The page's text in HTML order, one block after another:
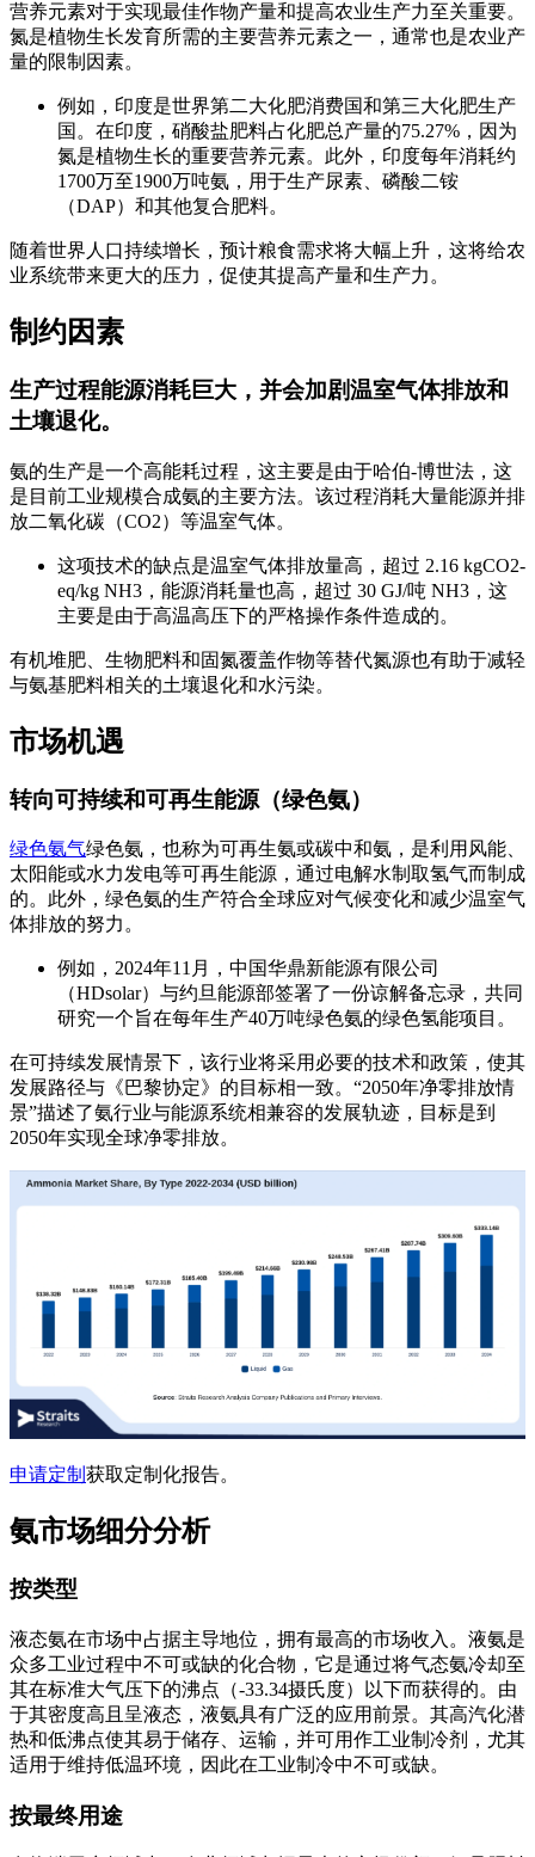
营养元素对于实现最佳作物产量和提高农业生产力至关重要。
氮是植物生长发育所需的主要营养元素之一，通常也是农业产
量的限制因素。
例如，印度是世界第二大化肥消费国和第三大化肥生产
国。在印度，硝酸盐肥料占化肥总产量的75.27%，因为
氮是植物生长的重要营养元素。此外，印度每年消耗约
1700万至1900万吨氨，用于生产尿素、磷酸二铵
（DAP）和其他复合肥料。
随着世界人口持续增长，预计粮食需求将大幅上升，这将给农
业系统带来更大的压力，促使其提高产量和生产力。
制约因素
生产过程能源消耗巨大，并会加剧温室气体排放和
土壤退化。
氨的生产是一个高能耗过程，这主要是由于哈伯-博世法，这
是目前工业规模合成氨的主要方法。该过程消耗大量能源并排
放二氧化碳（CO2）等温室气体。
这项技术的缺点是温室气体排放量高，超过 2.16 kgCO2-
eq/kg NH3，能源消耗量也高，超过 30 GJ/吨 NH3，这
主要是由于高温高压下的严格操作条件造成的。
有机堆肥、生物肥料和固氮覆盖作物等替代氮源也有助于减轻
与氨基肥料相关的土壤退化和水污染。
市场机遇
转向可持续和可再生能源（绿色氨）
绿色氨气绿色氨，也称为可再生氨或碳中和氨，是利用风能、
太阳能或水力发电等可再生能源，通过电解水制取氢气而制成
的。此外，绿色氨的生产符合全球应对气候变化和减少温室气
体排放的努力。
例如，2024年11月，中国华鼎新能源有限公司
（HDsolar）与约旦能源部签署了一份谅解备忘录，共同
研究一个旨在每年生产40万吨绿色氨的绿色氢能项目。
在可持续发展情景下，该行业将采用必要的技术和政策，使其
发展路径与《巴黎协定》的目标相一致。“2050年净零排放情
景”描述了氨行业与能源系统相兼容的发展轨迹，目标是到
2050年实现全球净零排放。
申请定制 获取定制化报告。
氨市场细分分析
按类型
液态氨在市场中占据主导地位，拥有最高的市场收入。液氨是
众多工业过程中不可或缺的化合物，它是通过将气态氨冷却至
其在标准大气压下的沸点（-33.34摄氏度）以下而获得的。由
于其密度高且呈液态，液氨具有广泛的应用前景。其高汽化潜
热和低沸点使其易于储存、运输，并可用作工业制冷剂，尤其
适用于维持低温环境，因此在工业制冷中不可或缺。
按最终用途